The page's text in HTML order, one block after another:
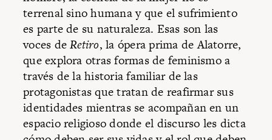
terrenal sino humana y que el sufrimiento
es parte de su naturaleza. Esas son las
voces deRetiro, la ópera prima de Alatorre,
que explora otras formas de feminismo a
través de la historia familiar de las
protagonistas que tratan de reafirmar sus
identidades mientras se acompañan en un
espacio religioso donde el discurso les dicta